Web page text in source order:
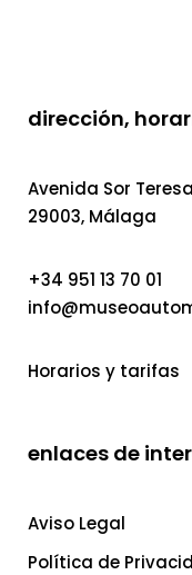
dirección,
Avenida Sor
29003, Málaga
+34 951 13 70 01
Horarios y tarifas
enlaces de
Aviso Legal
Política de